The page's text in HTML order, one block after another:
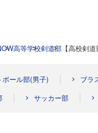
高等学校剣道部 【高校剣
ボール部(男子) ブラ
サッカー部